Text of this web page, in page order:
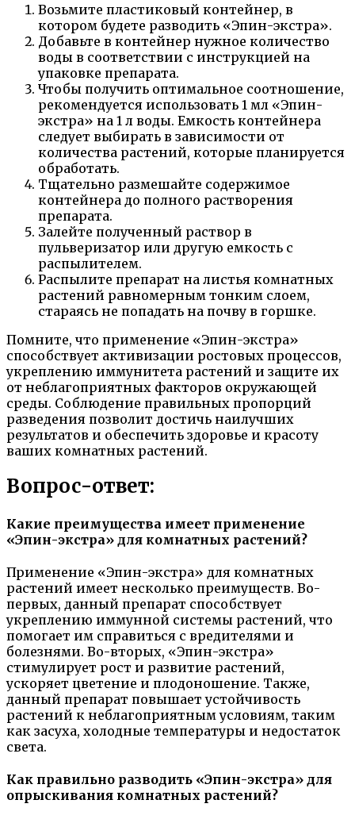
Возьмите пластиковый контейнер, в
котором будете разводить «Эпин-экстра».
Добавьте в контейнер нужное количество
воды в соответствии с инструкцией на
упаковке препарата.
Чтобы получить оптимальное соотношение,
рекомендуется использовать 1 мл «Эпин-
экстра» на 1 л воды. Емкость контейнера
следует выбирать в зависимости от
количества растений, которые планируется
обработать.
Тщательно размешайте содержимое
контейнера до полного растворения
препарата.
Залейте полученный раствор в
пульверизатор или другую емкость с
распылителем.
Распылите препарат на листья комнатных
растений равномерным тонким слоем,
стараясь не попадать на почву в горшке.
Помните, что применение «Эпин-экстра»
способствует активизации ростовых процессов,
укреплению иммунитета растений и защите их
от неблагоприятных факторов окружающей
среды. Соблюдение правильных пропорций
разведения позволит достичь наилучших
результатов и обеспечить здоровье и красоту
ваших комнатных растений.
Вопрос-ответ:
Какие преимущества имеет применение
«Эпин-экстра» для комнатных растений?
Применение «Эпин-экстра» для комнатных
растений имеет несколько преимуществ. Во-
первых, данный препарат способствует
укреплению иммунной системы растений, что
помогает им справиться с вредителями и
болезнями. Во-вторых, «Эпин-экстра»
стимулирует рост и развитие растений,
ускоряет цветение и плодоношение. Также,
данный препарат повышает устойчивость
растений к неблагоприятным условиям, таким
как засуха, холодные температуры и недостаток
света.
Как правильно разводить «Эпин-экстра» для
опрыскивания комнатных растений?